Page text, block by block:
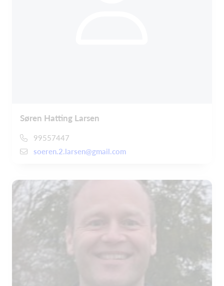
Søren Hatting Larsen
99557447
soeren.2.larsen@gmail.com